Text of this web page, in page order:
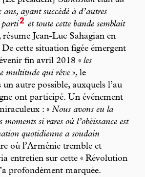
ayant succédé à d’autres
parti2 et toute cette bande semblait
résume Jean-Luc Sahagian en
De cette situation figée émergent
fin avril 2018 « les
multitude qui rêve », le
un autre possible, auxquels l’au
ont participé. Un événement
: « Nous avons eu la
moments si rares où l’obéissance est
quotidienne a soudain
où l’Arménie tremble et
entretien sur cette « Révolution
profondément marquée.